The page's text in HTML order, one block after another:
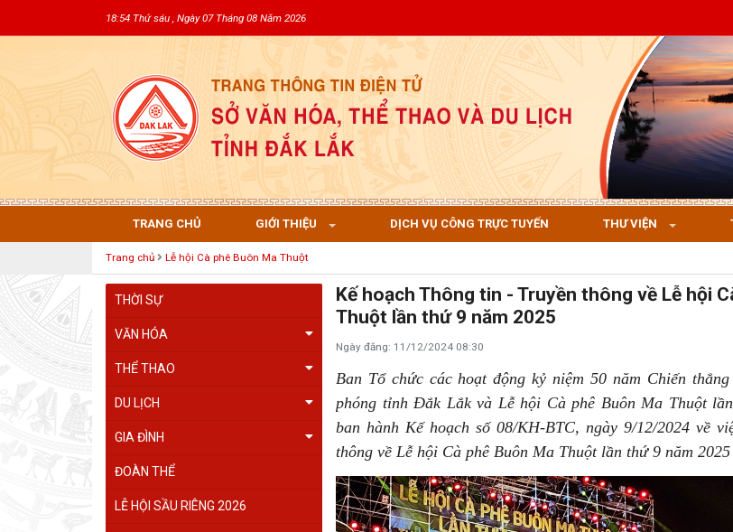
18:54 Thứ sáu , Ngày 07 Tháng 08 Năm 2026
TRANG CHỦ GIỚI THIỆU DỊCH VỤ CÔNG TRỰC TUYẾN THƯ VIỆN
Trang chủ Lễ hội Cà phê Buôn Ma Thuột
THỜI SỰ
VĂN HÓA
THỂ THAO
DU LỊCH
GIA ĐÌNH
ĐOÀN THỂ
LỄ HỘI SẦU RIÊNG 2026
Kế hoạch Thông tin - Truyền thông về Lễ hội
Thuột lần thứ 9 năm 2025
Ngày đăng: 11/12/2024 08:30
Ban Tổ chức các hoạt động kỷ niệm 50 năm Chiến
phóng tỉnh Đắk Lắk và Lễ hội Cà phê Buôn Ma Thuột
ban hành Kế hoạch số 08/KH-BTC, ngày 9/12/2024 về
thông về Lễ hội Cà phê Buôn Ma Thuột lần thứ 9 năm